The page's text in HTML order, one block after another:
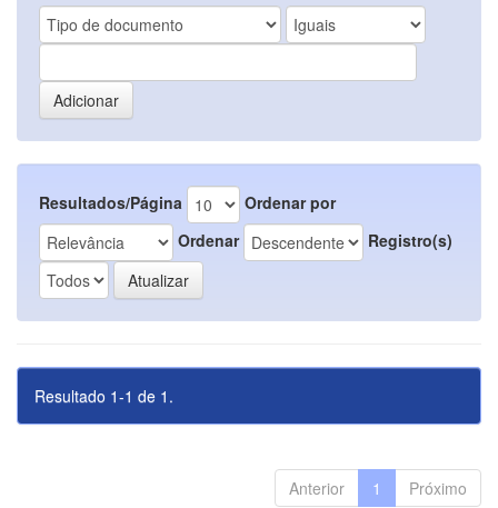
Resultados/Página
Ordenar por
Ordenar
Registro(s)
Resultado 1-1 de 1.
Anterior 1 Próximo